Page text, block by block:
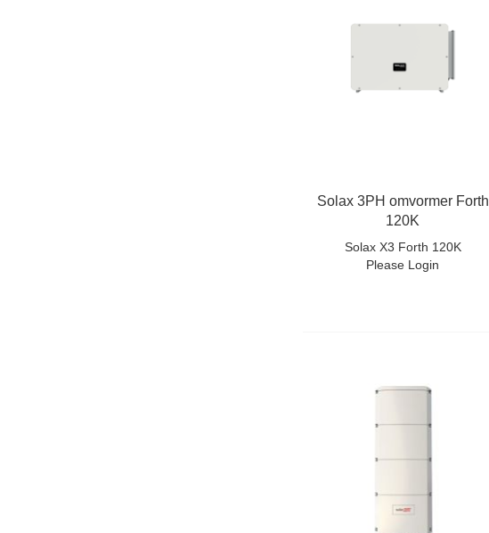
Solax 3PH omvormer Forth
120K
Solax X3 Forth 120K
Please Login